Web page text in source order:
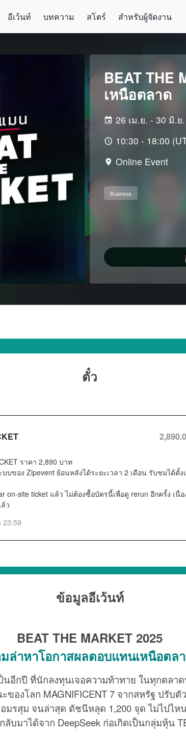
อีเว้นท์ บทความ สโตร์ สำหรับผู้จัดงาน
BEAT THE
เหนือตลาด
26 เม.ย. - 30 มิ.ย
10:30 - 18:00
Online Event
Business
ตั๋ว
ราคา 2,890 บาท
บของ Zipevent ย้อนหลังได้ระยะเวลา 2 เดือน รับชมได้ตั้
on-site ticket แล้ว ไม่ต้องซื้อบัตรนี้เพื่อดู rerun อีกครั้ง เนื่
ว
23:59
ข้อมูลอีเว้นท์
BEAT THE MARKET 2025
ล่าหาโอกาสผลตอบแทนเหนือตล
นอีกปี ที่นักลงทุนเจอความท้าทาย ในทุกตลา
ของโลก MAGNIFICENT 7 จากสหรัฐ ปรับตั
มรสุม จนล่าสุด ดัชนีหลุด 1,200 จุด ไม่ไปไห
บมาได้จาก DeepSeek ก่อเกิดเป็นกลุ่มหุ้น